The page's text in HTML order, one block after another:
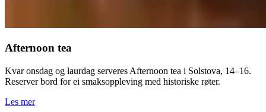
Afternoon tea
Kvar onsdag og laurdag serveres Afternoon tea i Solstova, 14–16.
Reserver bord for ei smaksoppleving med historiske røter.
Les mer